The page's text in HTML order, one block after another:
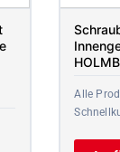
Alle